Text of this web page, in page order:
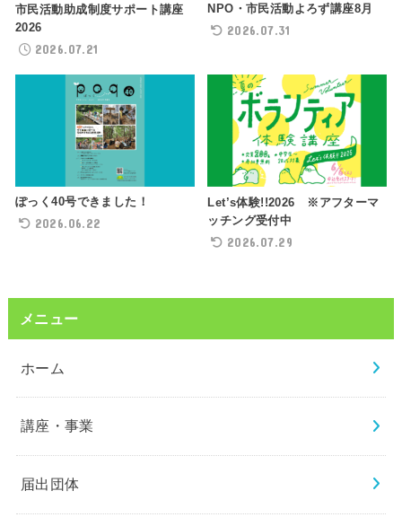
市民活動助成制度サポート講座
2026
2026.07.21
NPO・市民活動よろず講座8月
2026.07.31
ぽっく40号できました！
2026.06.22
Let’s体験!!2026 ※アフターマ
ッチング受付中
2026.07.29
メニュー
ホーム
講座・事業
届出団体